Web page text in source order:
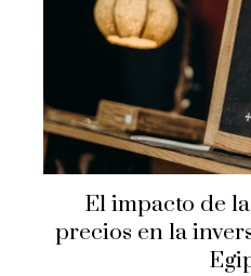
El impacto de
precios en la